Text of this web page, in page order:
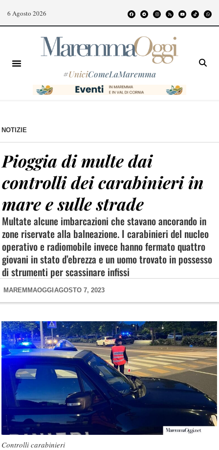
6 Agosto 2026
#UniciComeLaMaremma
NOTIZIE
Pioggia di multe dai
controlli dei carabinieri in
mare e sulle strade
Multate alcune imbarcazioni che stavano ancorando in
zone riservate alla balneazione. I carabinieri del nucleo
operativo e radiomobile invece hanno fermato quattro
giovani in stato d’ebrezza e un uomo trovato in possesso
di strumenti per scassinare infissi
MAREMMAOGGI AGOSTO 7, 2023
Controlli carabinieri